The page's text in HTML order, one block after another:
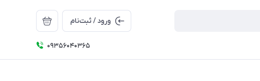
ورود / ثبت‌نام
09356040365